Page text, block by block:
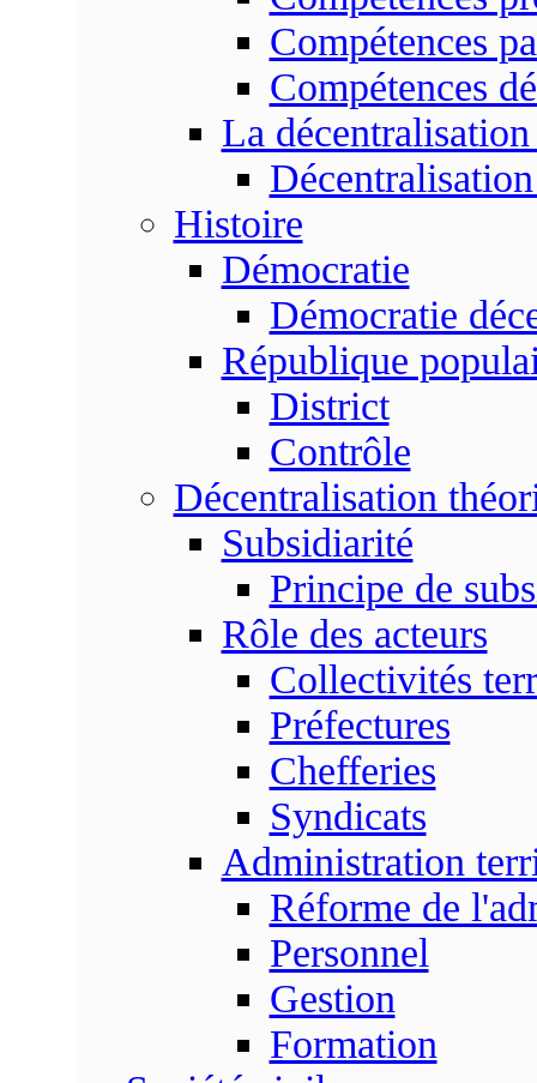
Compétences
Compétences
La
Histoire
Démocratie
Démocratie
République
District
Contrôle
Décentralisation
Subsidiarité
Principe de
Rôle des acteurs
Collectivités
Préfectures
Chefferies
Syndicats
Administration
Réforme de
Personnel
Gestion
Formation